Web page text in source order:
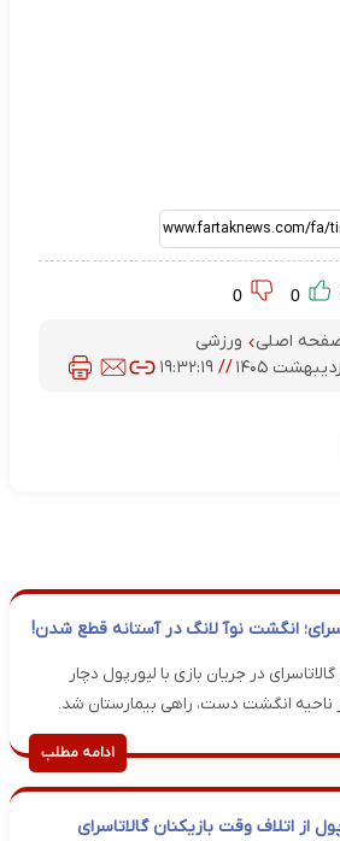
اصلی
ورزشی
//۱۹:۳۲:۱۹
انگشت نوآ لانگ در آستانه قطع شدن!
در جریان بازی با لیورپول دچار
ناحیه انگشت دست، راهی بیمارستان شد.
ادامه مطلب
از اتلاف وقت بازیکنان گالاتاسرای